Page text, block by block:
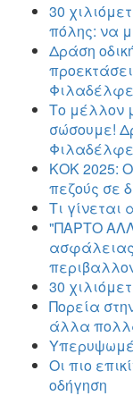
30
πόλης: να
Δράση
Το μέλλον
σώσουμε!
ΚΟΚ 2025:
πεζούς σε
Τι γίνεται
"ΠΑΡΤΟ
30
Πορεία
άλλα
Οι πιο
οδήγηση